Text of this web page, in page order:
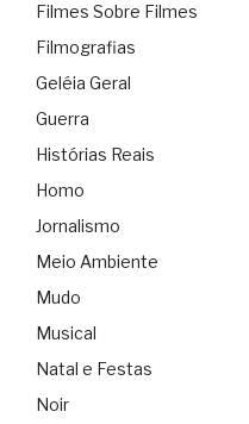
Filmes Sobre Filmes
Filmografias
Geléia Geral
Guerra
Histórias Reais
Homo
Jornalismo
Meio Ambiente
Mudo
Musical
Natal e Festas
Noir